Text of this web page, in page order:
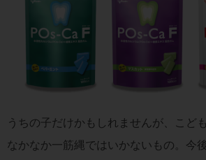
うちの子だけかもしれませんが、こど
なかなか一筋縄ではいかないもの。今